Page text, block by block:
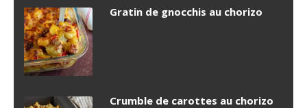
Gratin de gnocchis au chorizo
Crumble de carottes au chorizo